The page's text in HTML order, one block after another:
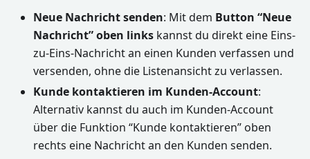
Neue Nachricht senden: Mit dem Button “Neue
Nachricht” oben links kannst du direkt eine Eins-
zu-Eins-Nachricht an einen Kunden verfassen und
versenden, ohne die Listenansicht zu verlassen.
Kunde kontaktieren im Kunden-Account:
Alternativ kannst du auch im Kunden-Account
über die Funktion “Kunde kontaktieren” oben
rechts eine Nachricht an den Kunden senden.